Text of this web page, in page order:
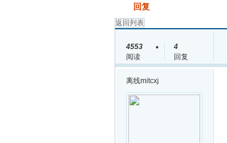
回复
返回列表
4553
阅读
4
回复
离线mitcxj